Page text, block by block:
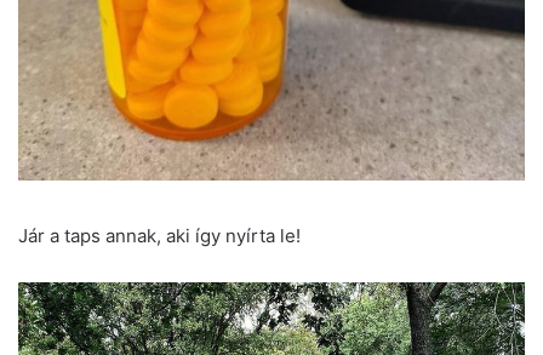
Jár a taps annak, aki így nyírta le!